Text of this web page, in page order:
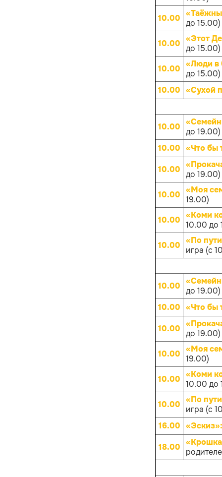
10.00 до 15.00)
10.00 «Этот
до 15.00)
10.00 «Люди в
до 15.00)
10.00 «Сухой
10.00 до 19.00)
10.00 «Что бы
10.00 до 19.00)
10.00 «Моя
19.00)
10.00 «Коми
10.00 до
10.00 «По
игра (с
10.00 до 19.00)
10.00 «Что бы
10.00 до 19.00)
10.00 «Моя
19.00)
10.00 «Коми
10.00 до
10.00 «По
игра (с
16.00
18.00